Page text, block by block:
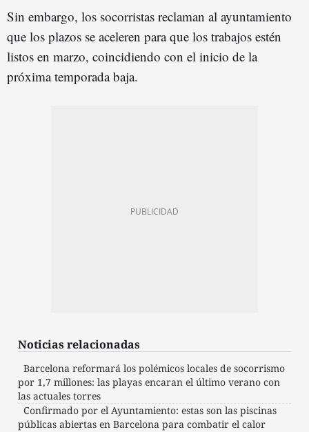
Sin embargo, los socorristas reclaman al ayuntamiento
que los plazos se aceleren para que los trabajos estén
listos en marzo, coincidiendo con el inicio de la
próxima temporada baja.
Noticias relacionadas
Barcelona reformará los polémicos locales de socorrismo
por 1,7 millones: las playas encaran el último verano con
las actuales torres
Confirmado por el Ayuntamiento: estas son las piscinas
públicas abiertas en Barcelona para combatir el calor